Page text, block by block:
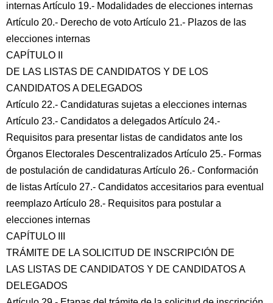
internas Artículo 19.- Modalidades de elecciones internas
Artículo 20.- Derecho de voto Artículo 21.- Plazos de las
elecciones internas
CAPÍTULO II
DE LAS LISTAS DE CANDIDATOS Y DE LOS
CANDIDATOS A DELEGADOS
Artículo 22.- Candidaturas sujetas a elecciones internas
Artículo 23.- Candidatos a delegados Artículo 24.-
Requisitos para presentar listas de candidatos ante los
Órganos Electorales Descentralizados Artículo 25.- Formas
de postulación de candidaturas Artículo 26.- Conformación
de listas Artículo 27.- Candidatos accesitarios para eventual
reemplazo Artículo 28.- Requisitos para postular a
elecciones internas
CAPÍTULO III
TRÁMITE DE LA SOLICITUD DE INSCRIPCIÓN DE
LAS LISTAS DE CANDIDATOS Y DE CANDIDATOS A
DELEGADOS